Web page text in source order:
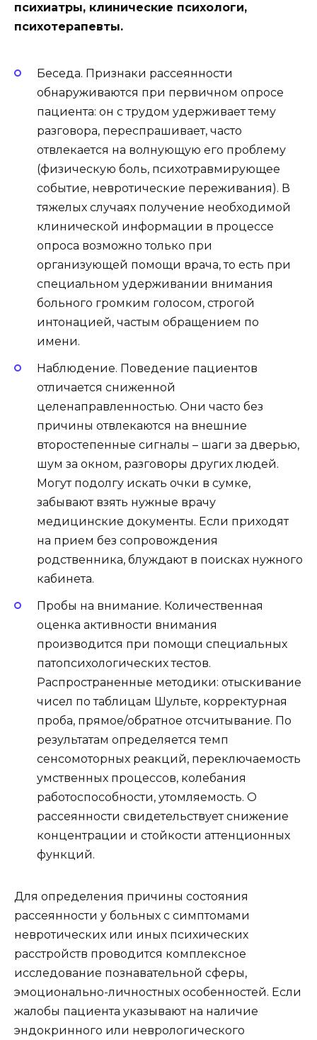
психиатры, клинические психологи,
психотерапевты.
Беседа. Признаки рассеянности
обнаруживаются при первичном опросе
пациента: он с трудом удерживает тему
разговора, переспрашивает, часто
отвлекается на волнующую его проблему
(физическую боль, психотравмирующее
событие, невротические переживания). В
тяжелых случаях получение необходимой
клинической информации в процессе
опроса возможно только при
организующей помощи врача, то есть при
специальном удерживании внимания
больного громким голосом, строгой
интонацией, частым обращением по
имени.
Наблюдение. Поведение пациентов
отличается сниженной
целенаправленностью. Они часто без
причины отвлекаются на внешние
второстепенные сигналы – шаги за дверью,
шум за окном, разговоры других людей.
Могут подолгу искать очки в сумке,
забывают взять нужные врачу
медицинские документы. Если приходят
на прием без сопровождения
родственника, блуждают в поисках нужного
кабинета.
Пробы на внимание. Количественная
оценка активности внимания
производится при помощи специальных
патопсихологических тестов.
Распространенные методики: отыскивание
чисел по таблицам Шульте, корректурная
проба, прямое/обратное отсчитывание. По
результатам определяется темп
сенсомоторных реакций, переключаемость
умственных процессов, колебания
работоспособности, утомляемость. О
рассеянности свидетельствует снижение
концентрации и стойкости аттенционных
функций.
Для определения причины состояния
рассеянности у больных с симптомами
невротических или иных психических
расстройств проводится комплексное
исследование познавательной сферы,
эмоционально-личностных особенностей. Если
жалобы пациента указывают на наличие
эндокринного или неврологического